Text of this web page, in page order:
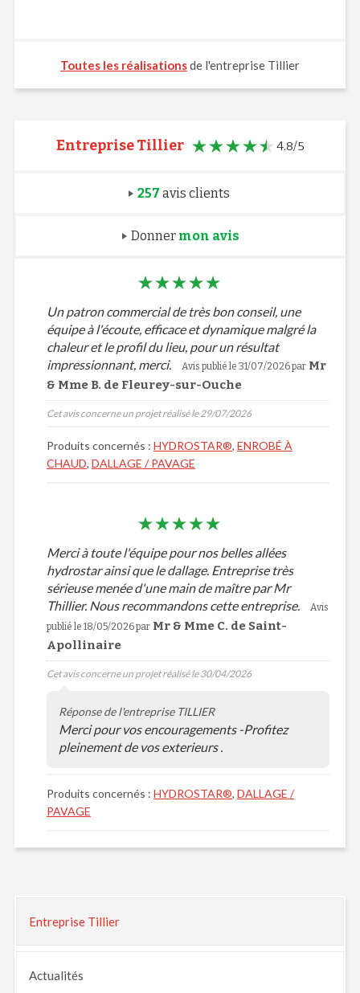
Toutes les réalisationsde l'entreprise Tillier
Entreprise Tillier 4.8/5
257 avis clients
Donner mon avis
Un patron commercial de très bon conseil, une
équipe à l'écoute, efficace et dynamique malgré la
chaleur et le profil du lieu, pour un résultat
impressionnant, merci.
Avis publié le 31/07/2026 par Mr
& Mme B. de Fleurey-sur-Ouche
Cet avis concerne un projet réalisé le 29/07/2026
Produits concernés : HYDROSTAR®, ENROBÉ À
CHAUD, DALLAGE / PAVAGE
Merci à toute l'équipe pour nos belles allées
hydrostar ainsi que le dallage. Entreprise très
sérieuse menée d'une main de maître par Mr
Thillier. Nous recommandons cette entreprise.
Avis
publié le 18/05/2026 par Mr & Mme C. de Saint-
Apollinaire
Cet avis concerne un projet réalisé le 30/04/2026
Réponse de l'entreprise TILLIER
Merci pour vos encouragements -Profitez
pleinement de vos exterieurs .
Produits concernés : HYDROSTAR®, DALLAGE /
PAVAGE
Entreprise Tillier
Actualités